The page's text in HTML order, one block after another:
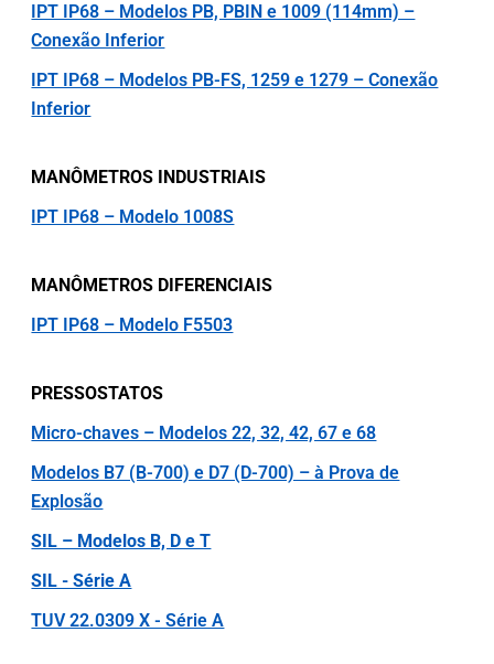
IPT IP68 – Modelos PB, PBIN e 1009 (114mm) –
Conexão Inferior
IPT IP68 – Modelos PB-FS, 1259 e 1279 – Conexão
Inferior
MANÔMETROS INDUSTRIAIS
IPT IP68 – Modelo 1008S
MANÔMETROS DIFERENCIAIS
IPT IP68 – Modelo F5503
PRESSOSTATOS
Micro-chaves – Modelos 22, 32, 42, 67 e 68
Modelos B7 (B-700) e D7 (D-700) – à Prova de
Explosão
SIL – Modelos B, D e T
SIL - Série A
TUV 22.0309 X - Série A